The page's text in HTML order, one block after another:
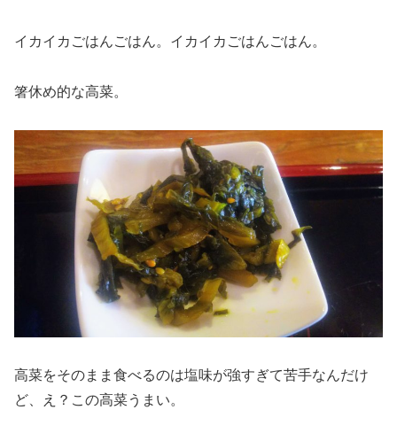
イカイカごはんごはん。イカイカごはんごはん。
箸休め的な高菜。
高菜をそのまま食べるのは塩味が強すぎて苦手なんだけ
ど、え？この高菜うまい。